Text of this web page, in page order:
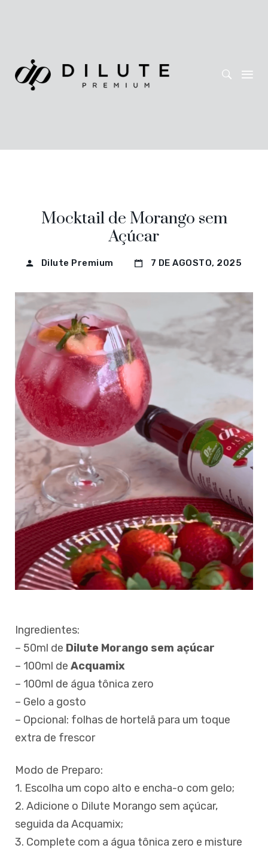
Mocktail de Morango sem
Açúcar
Dilute Premium 7 DE AGOSTO, 2025
Ingredientes:
– 50ml de Dilute Morango sem açúcar
– 100ml de Acquamix
– 100ml de água tônica zero
– Gelo a gosto
– Opcional: folhas de hortelã para um toque
extra de frescor
Modo de Preparo:
1. Escolha um copo alto e encha-o com gelo;
2. Adicione o Dilute Morango sem açúcar,
seguida da Acquamix;
3. Complete com a água tônica zero e misture